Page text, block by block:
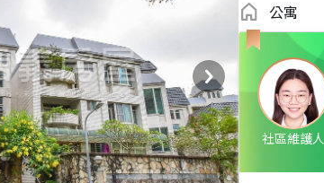
公寓
社區維護人
2024年6月龍虎榜